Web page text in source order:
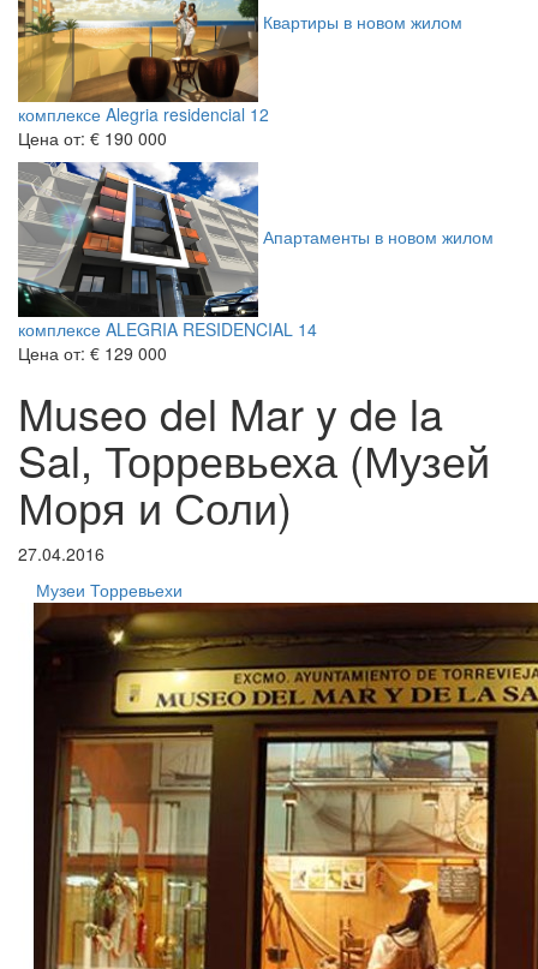
Квартиры в новом жилом
комплексе Alegria residencial 12
Цена от: € 190 000
Апартаменты в новом жилом
комплексе ALEGRIA RESIDENCIAL 14
Цена от: € 129 000
Museo del Mar y de la
Sal, Торревьеха (Музей
Моря и Соли)
27.04.2016
Музеи Торревьехи